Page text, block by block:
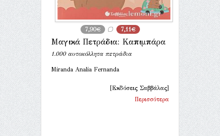
7,90€ 7,11€
Μαγικά Πετράδια: Καπιμπάρα
1.000 αυτοκόλλητα πετράδια
Miranda Analia Fernanda
[Εκδόσεις Σαββάλας]
Περισσότερα